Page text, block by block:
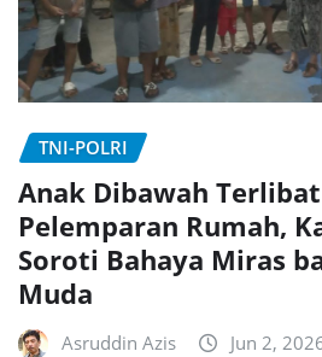
TNI-POLRI
Anak Dibawah
Pelemparan Rumah,
Soroti Bahaya Miras
Muda
Asruddin Azis Jun 2,